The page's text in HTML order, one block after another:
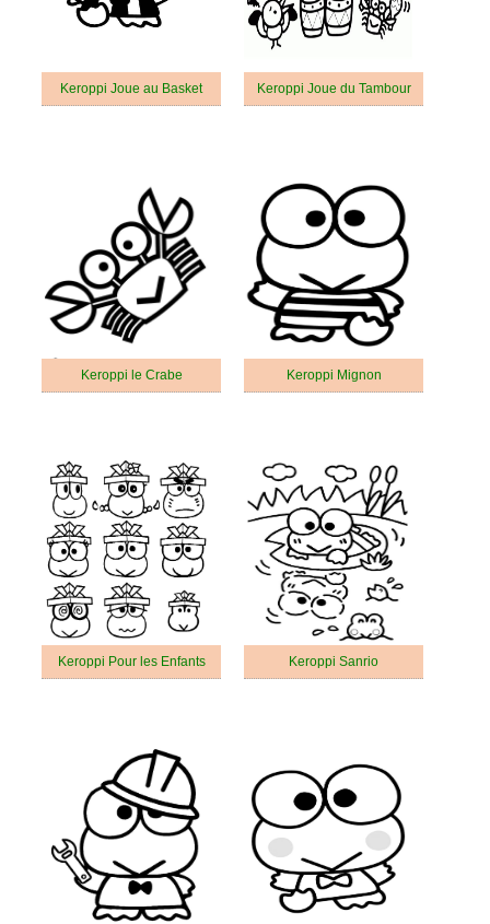
Keroppi Joue au Basket Keroppi Joue du Tambour
Keroppi le Crabe Keroppi Mignon
Keroppi Pour les Enfants Keroppi Sanrio